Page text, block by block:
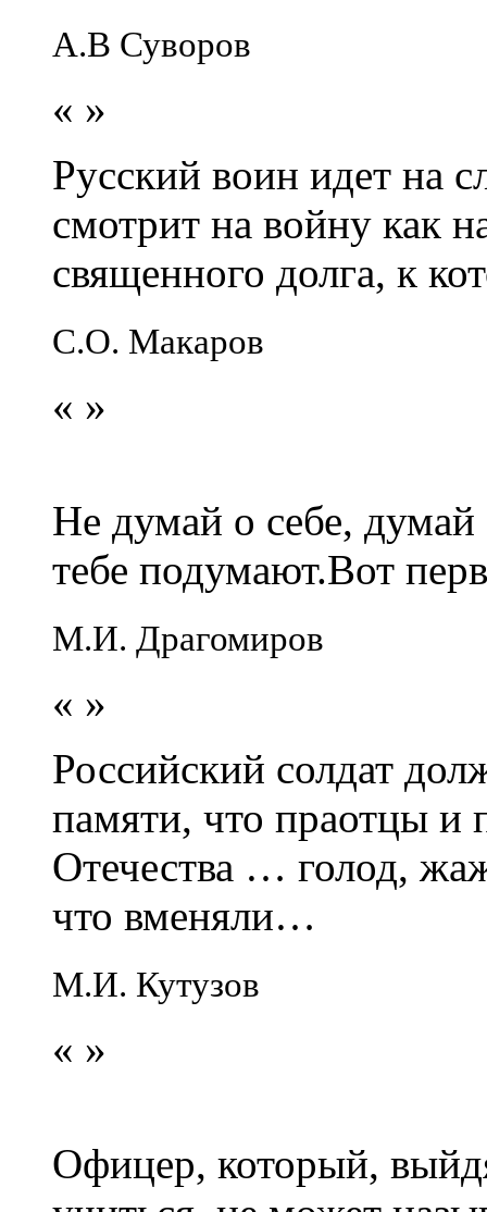
А.В Суворов
« »
Русский воин идет на
смотрит на войну как
священного долга, к
С.О. Макаров
« »
Не думай о себе,
тебе подумают.Вот
М.И. Драгомиров
« »
Российский солдат
памяти, что праотцы и
Отечества … голод,
что вменяли…
М.И. Кутузов
« »
Офицер, который,